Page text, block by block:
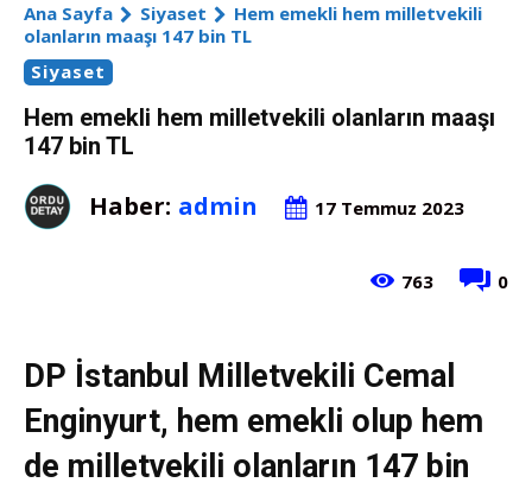
Ana Sayfa Siyaset
Hem emekli hem milletvekili
olanların maaşı 147 bin TL
Siyaset
Hem emekli hem milletvekili olanların maaşı
147 bin TL
Haber: admin 17 Temmuz 2023
0
763
DP İstanbul Milletvekili Cemal
Enginyurt, hem emekli olup hem
de milletvekili olanların 147 bin